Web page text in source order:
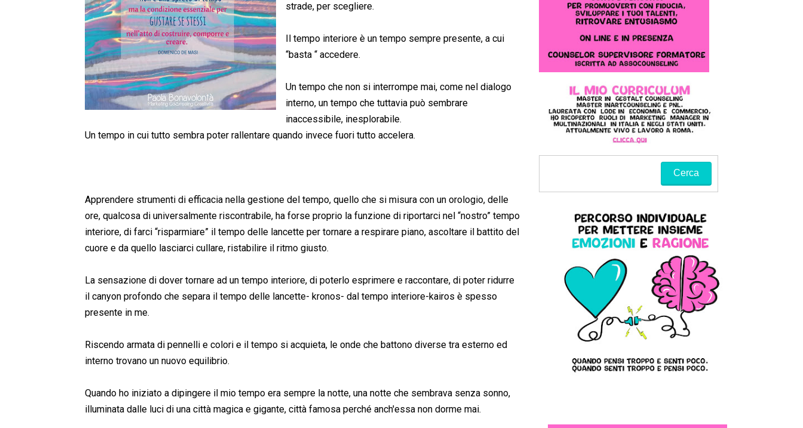
strade, per scegliere.
Il tempo interiore è un tempo sempre presente, a cui
“basta “ accedere.
Un tempo che non si interrompe mai, come nel dialogo
interno, un tempo che tuttavia può sembrare
inaccessibile, inesplorabile.
Un tempo in cui tutto sembra poter rallentare quando invece fuori tutto accelera.
Apprendere strumenti di efficacia nella gestione del tempo, quello che si misura con un orologio, delle
ore, qualcosa di universalmente riscontrabile, ha forse proprio la funzione di riportarci nel “nostro” tempo
interiore, di farci “risparmiare” il tempo delle lancette per tornare a respirare piano, ascoltare il battito del
cuore e da quello lasciarci cullare, ristabilire il ritmo giusto.
La sensazione di dover tornare ad un tempo interiore, di poterlo esprimere e raccontare, di poter ridurre
il canyon profondo che separa il tempo delle lancette- kronos- dal tempo interiore-kairos è spesso
presente in me.
Riscendo armata di pennelli e colori e il tempo si acquieta, le onde che battono diverse tra esterno ed
interno trovano un nuovo equilibrio.
Quando ho iniziato a dipingere il mio tempo era sempre la notte, una notte che sembrava senza sonno,
illuminata dalle luci di una città magica e gigante, città famosa perché anch'essa non dorme mai.